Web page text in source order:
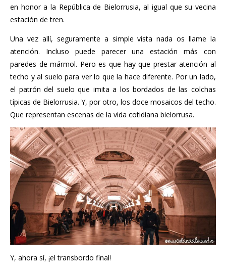
en honor a la República de Bielorrusia, al igual que su vecina
estación de tren.
Una vez allí, seguramente a simple vista nada os llame la
atención. Incluso puede parecer una estación más con
paredes de mármol. Pero es que hay que prestar atención al
techo y al suelo para ver lo que la hace diferente. Por un lado,
el patrón del suelo que imita a los bordados de las colchas
típicas de Bielorrusia. Y, por otro, los doce mosaicos del techo.
Que representan escenas de la vida cotidiana bielorrusa.
Y, ahora sí, ¡el transbordo final!